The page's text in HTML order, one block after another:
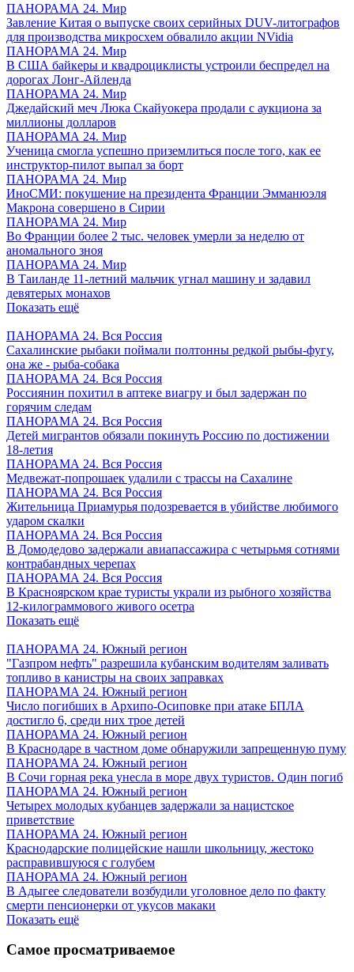
ПАНОРАМА 24. Мир
Завление Китая о выпуске своих серийных DUV-литографов
для производства микросхем обвалило акции NVidia
ПАНОРАМА 24. Мир
В США байкеры и квадроциклисты устроили беспредел на
дорогах Лонг-Айленда
ПАНОРАМА 24. Мир
Джедайский меч Люка Скайуокера продали с аукциона за
миллионы долларов
ПАНОРАМА 24. Мир
Ученица смогла успешно приземлиться после того, как ее
инструктор-пилот выпал за борт
ПАНОРАМА 24. Мир
ИноСМИ: покушение на президента Франции Эмманюэля
Макрона совершено в Сирии
ПАНОРАМА 24. Мир
Во Франции более 2 тыс. человек умерли за неделю от
аномального зноя
ПАНОРАМА 24. Мир
В Таиланде 11-летний мальчик угнал машину и задавил
девятерых монахов
Показать ещё
ПАНОРАМА 24. Вся Россия
Сахалинские рыбаки поймали полтонны редкой рыбы-фугу,
она же - рыба-собака
ПАНОРАМА 24. Вся Россия
Россиянин похитил в аптеке виагру и был задержан по
горячим следам
ПАНОРАМА 24. Вся Россия
Детей мигрантов обязали покинуть Россию по достижении
18-летия
ПАНОРАМА 24. Вся Россия
Медвежат-попрошаек удалили с трассы на Сахалине
ПАНОРАМА 24. Вся Россия
Жительница Приамурья подозревается в убийстве любимого
ударом скалки
ПАНОРАМА 24. Вся Россия
В Домодедово задержали авиапассажира с четырьмя сотнями
контрабандных черепах
ПАНОРАМА 24. Вся Россия
В Красноярском крае туристы украли из рыбного хозяйства
12-килограммового живого осетра
Показать ещё
ПАНОРАМА 24. Южный регион
"Газпром нефть" разрешила кубанским водителям заливать
топливо в канистры на своих заправках
ПАНОРАМА 24. Южный регион
Число погибших в Архипо-Осиповке при атаке БПЛА
достигло 6, среди них трое детей
ПАНОРАМА 24. Южный регион
В Краснодаре в частном доме обнаружили запрещенную пуму
ПАНОРАМА 24. Южный регион
В Сочи горная река унесла в море двух туристов. Один погиб
ПАНОРАМА 24. Южный регион
Четырех молодых кубанцев задержали за нацистское
приветствие
ПАНОРАМА 24. Южный регион
Краснодарские полицейские нашли школьницу, жестоко
расправившуюся с голубем
ПАНОРАМА 24. Южный регион
В Адыгее следователи возбудили уголовное дело по факту
смерти пенсионерки от укусов макаки
Показать ещё
Самое просматриваемое